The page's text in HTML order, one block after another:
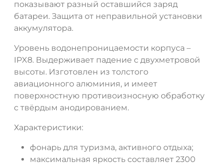
показывают разный оставшийся заряд
батареи. Защита от неправильной установки
аккумулятора.
Уровень водонепроницаемости корпуса –
IPX8. Выдерживает падение с двухметровой
высоты. Изготовлен из толстого
авиационного алюминия, и имеет
поверхностную противоизносную обработку
с твёрдым анодированием.
Характеристики:
фонарь для туризма, активного отдыха;
максимальная яркость составляет 2300